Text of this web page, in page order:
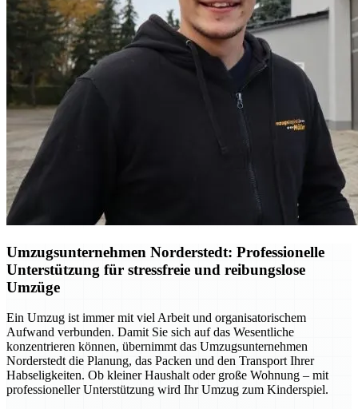
Umzugsunternehmen Norderstedt: Professionelle
Unterstützung für stressfreie und reibungslose
Umzüge
Ein Umzug ist immer mit viel Arbeit und organisatorischem
Aufwand verbunden. Damit Sie sich auf das Wesentliche
konzentrieren können, übernimmt das Umzugsunternehmen
Norderstedt die Planung, das Packen und den Transport Ihrer
Habseligkeiten. Ob kleiner Haushalt oder große Wohnung – mit
professioneller Unterstützung wird Ihr Umzug zum Kinderspiel.